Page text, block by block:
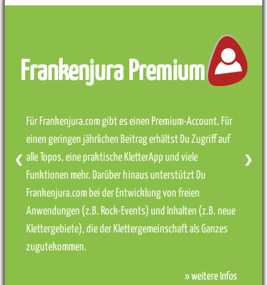
Frankenjura Premium
Für Frankenjura.com gibt es einen Premium-Account. Für
einen geringen jährlichen Beitrag erhältst Du Zugriff auf
alle Topos, eine praktische KletterApp und viele
Funktionen mehr. Darüber hinaus unterstützt Du
Frankenjura.com bei der Entwicklung von freien
Anwendungen (z.B. Rock-Events) und Inhalten (z.B. neue
Klettergebiete), die der Klettergemeinschaft als Ganzes
zugutekommen.
» weitere Infos
❮ ❯